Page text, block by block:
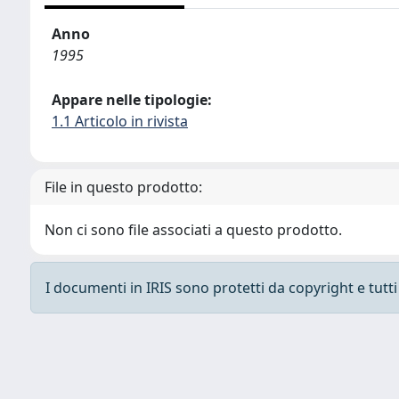
Anno
1995
Appare nelle tipologie:
1.1 Articolo in rivista
File in questo prodotto:
Non ci sono file associati a questo prodotto.
I documenti in IRIS sono protetti da copyright e